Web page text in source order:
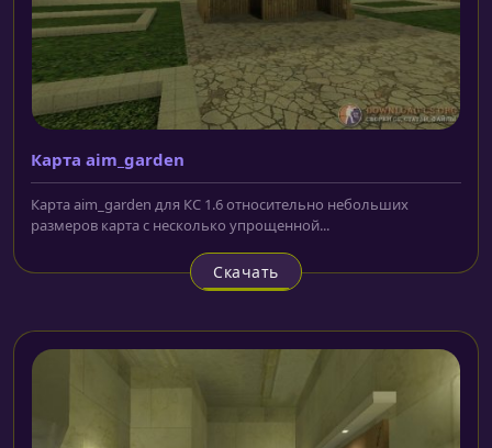
Карта aim_garden
Карта aim_garden для КС 1.6 относительно небольших
размеров карта с несколько упрощенной...
Скачать